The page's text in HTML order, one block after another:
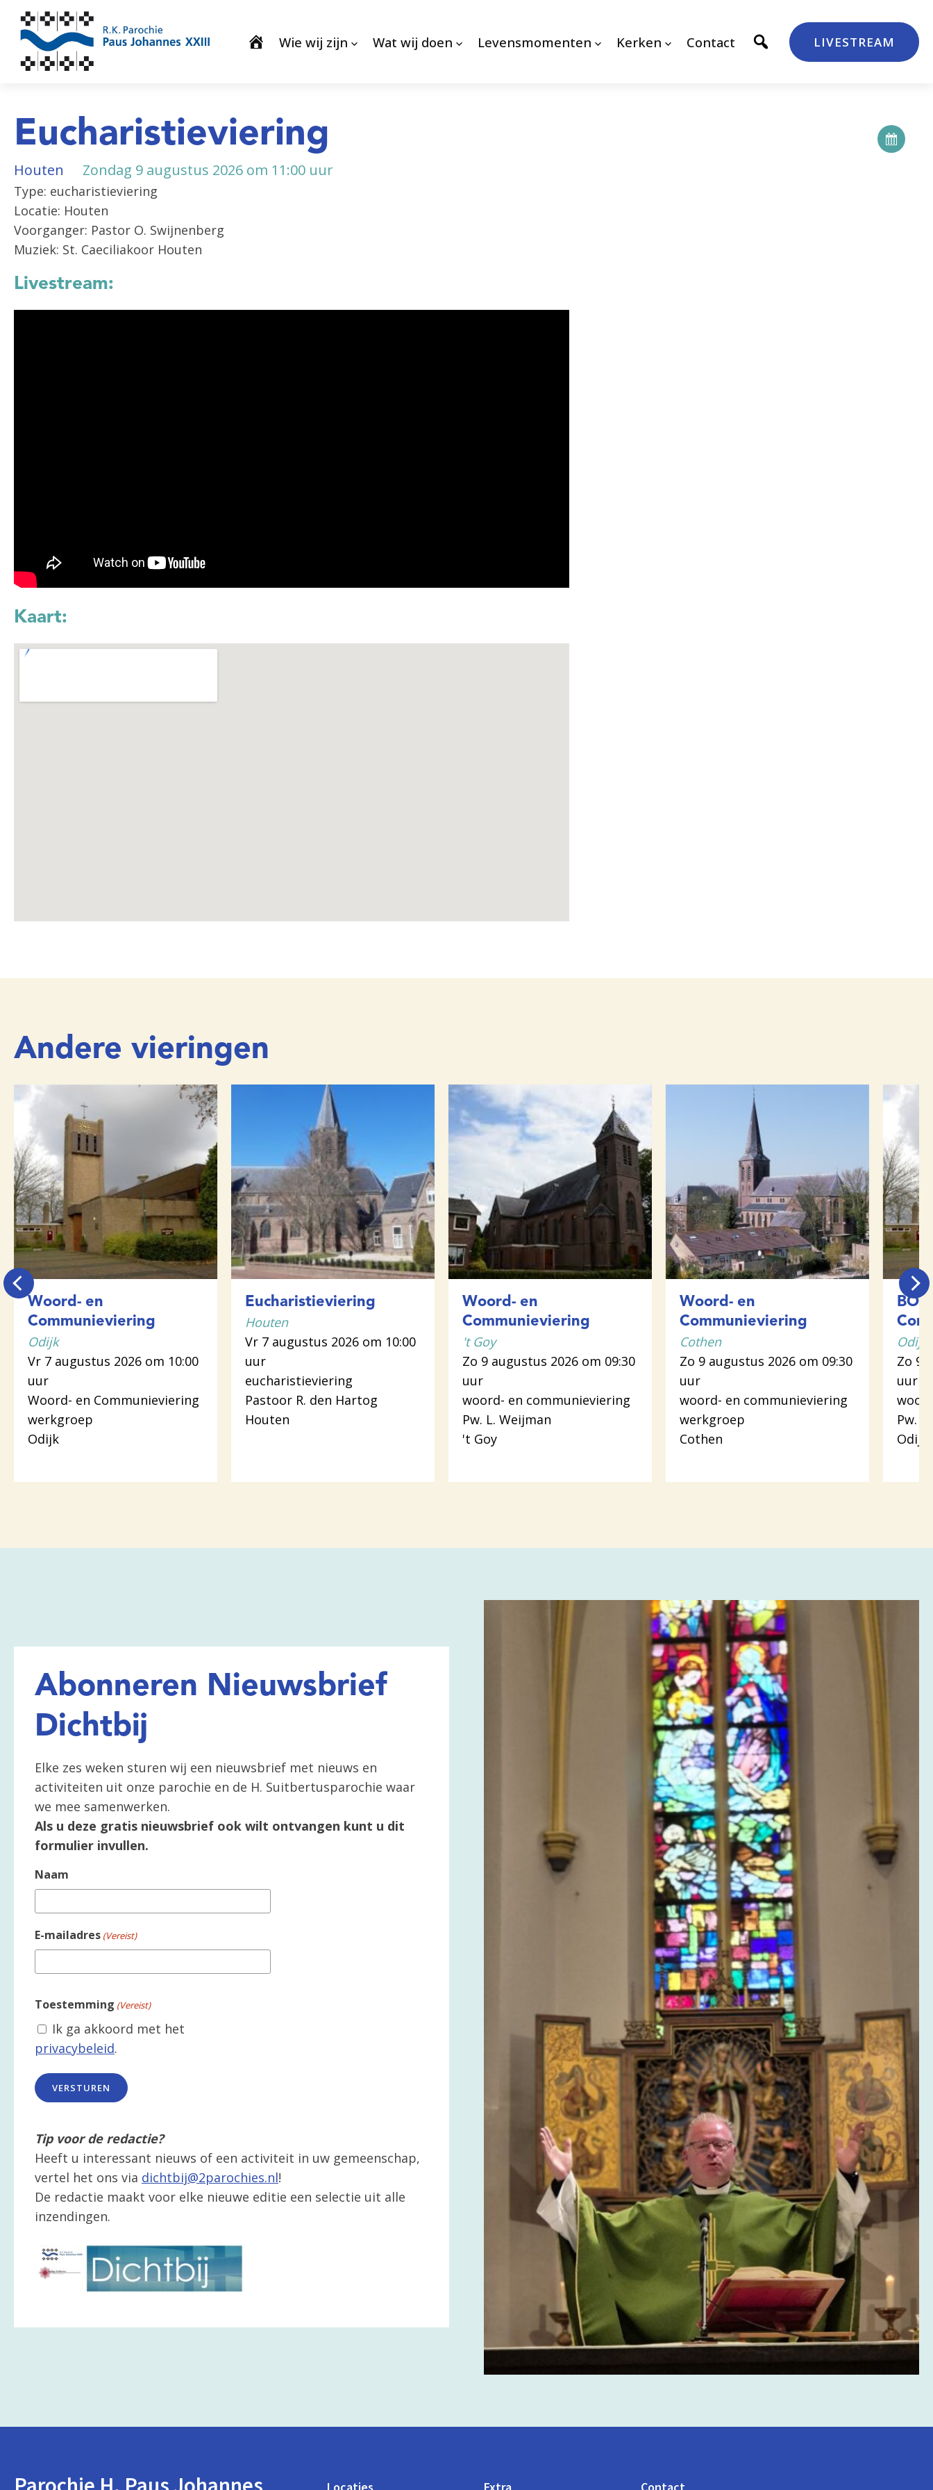
Wie wij zijn Wat wij doen Levensmomenten Kerken Contact LIVESTREAM
Eucharistieviering
Houten Zondag 9 augustus 2026 om 11:00 uur
Type: eucharistieviering
Locatie: Houten
Voorganger: Pastor O. Swijnenberg
Muziek: St. Caeciliakoor Houten
Livestream:
Kaart:
Andere vieringen
Woord- en
Communieviering
Odijk
Vr 7 augustus 2026 om 10:00
uur
Woord- en Communieviering
werkgroep
Odijk
Eucharistieviering
Houten
Vr 7 augustus 2026 om 10:00
uur
eucharistieviering
Pastoor R. den Hartog
Houten
Woord- en
Communieviering
't Goy
Zo 9 augustus 2026 om 09:30
uur
woord- en communieviering
Pw. L. Weijman
't Goy
Woord- en
Communieviering
Cothen
Zo 9 augustus 2026 om 09:30
uur
woord- en communieviering
werkgroep
Cothen
Odijk
Zo 9
uur
Pw.
Odijk
Abonneren Nieuwsbrief
Dichtbij
Elke zes weken sturen wij een nieuwsbrief met nieuws en
activiteiten uit onze parochie en de H. Suitbertusparochie waar
we mee samenwerken.
Als u deze gratis nieuwsbrief ook wilt ontvangen kunt u dit
formulier invullen.
Naam
E-mailadres (Vereist)
Toestemming (Vereist)
Ik ga akkoord met het
privacybeleid.
Tip voor de redactie?
Heeft u interessant nieuws of een activiteit in uw gemeenschap,
vertel het ons via dichtbij@2parochies.nl!
De redactie maakt voor elke nieuwe editie een selectie uit alle
inzendingen.
Locaties Extra Contact